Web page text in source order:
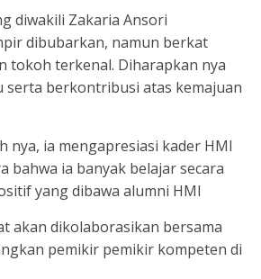
diwakili Zakaria Ansori
dibubarkan, namun berkat
tokoh terkenal. Diharapkan nya
serta berkontribusi atas kemajuan
nya, ia mengapresiasi kader HMI
ia banyak belajar secara
yang dibawa alumni HMI
akan dikolaborasikan bersama
pemikir pemikir kompeten di